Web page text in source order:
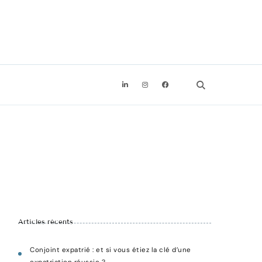
Articles récents
Conjoint expatrié : et si vous étiez la clé d’une